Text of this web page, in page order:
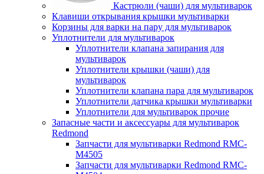
Кастрюли (чаши) для мультиварок
Клавиши открывания крышки мультиварки
Корзины для варки на пару для мультиварок
Уплотнители для мультиварок
Уплотнители клапана запирания для
мультиварок
Уплотнители крышки (чаши) для
мультиварок
Уплотнители клапана пара для мультиварок
Уплотнители датчика крышки мультиварки
Уплотнители для мультиварок прочие
Запасные части и аксессуары для мультиварок
Redmond
Запчасти для мультиварки Redmond RMC-
M4505
Запчасти для мультиварки Redmond RMC-